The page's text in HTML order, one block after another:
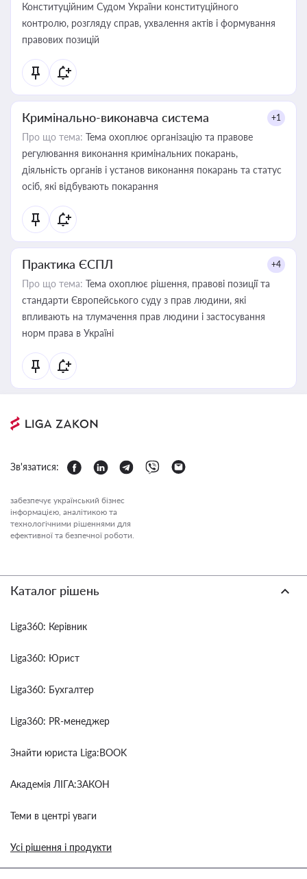
Конституційним Судом України конституційного
контролю, розгляду справ, ухвалення актів і формування
правових позицій
Кримінально-виконавча система +1
Про що тема: Тема охоплює організацію та правове
регулювання виконання кримінальних покарань,
діяльність органів і установ виконання покарань та статус
осіб, які відбувають покарання
Практика ЄСПЛ +4
Про що тема: Тема охоплює рішення, правові позиції та
стандарти Європейського суду з прав людини, які
впливають на тлумачення прав людини і застосування
норм права в Україні
Зв'язатися:
забезпечує український бізнес
інформацією, аналітикою та
технологічними рішеннями для
ефективної та безпечної роботи.
Каталог рішень
Liga360: Керівник
Liga360: Юрист
Liga360: Бухгалтер
Liga360: PR-менеджер
Знайти юриста Liga:BOOK
Академія ЛІГА:ЗАКОН
Теми в центрі уваги
Усі рішення і продукти